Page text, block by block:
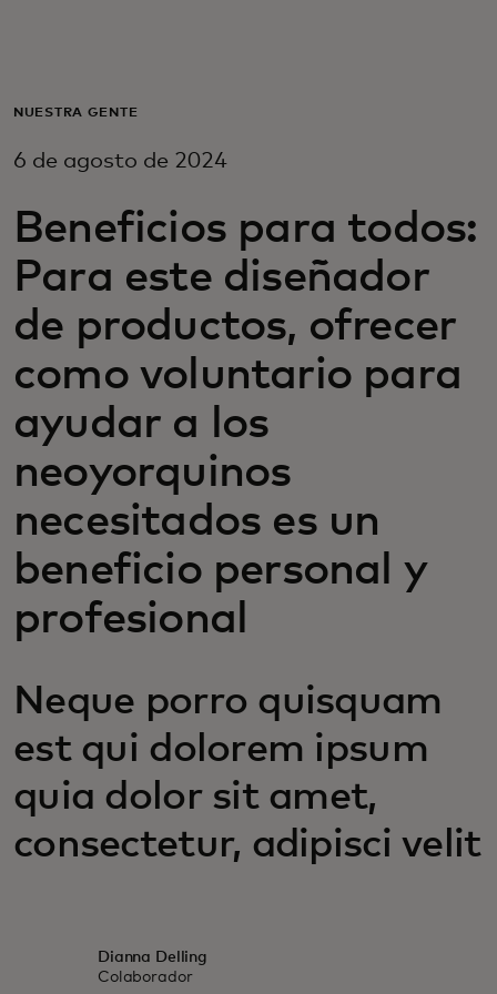
Para empresas
Para innovadores
Noticias y tendencias
NUESTRA GENTE
6 de agosto de 2024
Beneficios para todos:
Para este diseñador
de productos, ofrecer
como voluntario para
ayudar a los
neoyorquinos
necesitados es un
beneficio personal y
profesional
Neque porro quisquam
est qui dolorem ipsum
quia dolor sit amet,
consectetur, adipisci velit
Dianna Delling
Colaborador